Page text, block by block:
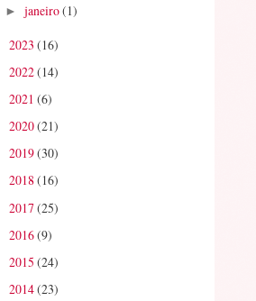
► janeiro(1)
2023 (16)
2022(14)
2021 (6)
2020(21)
2019(30)
2018(16)
2017(25)
2016(9)
2015 (24)
2014(23)